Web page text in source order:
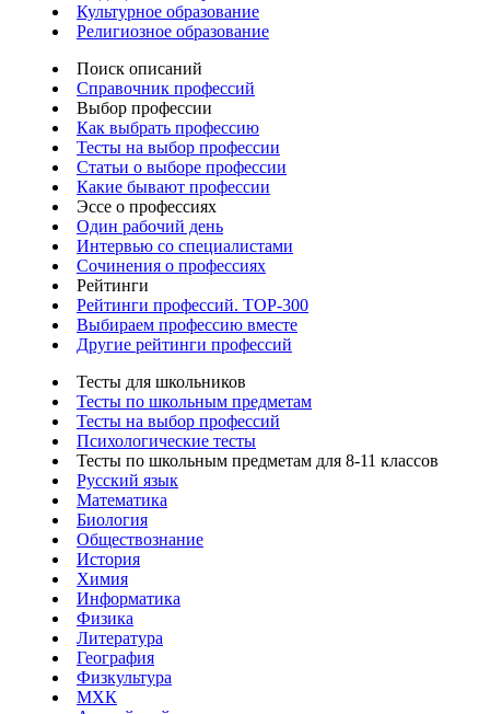
Культурное образование
Религиозное образование
Поиск описаний
Справочник профессий
Выбор профессии
Как выбрать профессию
Тесты на выбор профессии
Статьи о выборе профессии
Какие бывают профессии
Эссе о профессиях
Один рабочий день
Интервью со специалистами
Сочинения о профессиях
Рейтинги
Рейтинги профессий. TOP-300
Выбираем профессию вместе
Другие рейтинги профессий
Тесты для школьников
Тесты по школьным предметам
Тесты на выбор профессий
Психологические тесты
Тесты по школьным предметам для 8-11 классов
Русский язык
Математика
Биология
Обществознание
История
Химия
Информатика
Физика
Литература
География
Физкультура
МХК